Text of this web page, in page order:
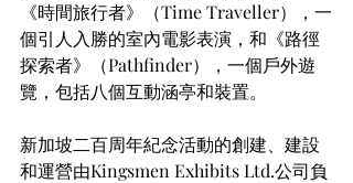
《時間旅行者》（Time Traveller），一
個引人入勝的室內電影表演，和《路徑
探索者》（Pathfinder），一個戶外遊
覽，包括八個互動涵亭和裝置。
新加坡二百周年紀念活動的創建、建設
和運營由Kingsmen Exhibits Ltd.公司負